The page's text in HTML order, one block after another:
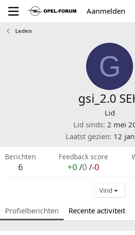
Aanmelden
Leden
G
gsi_2.0
Lid
Lid sinds 2 mei
Laatst gezien 12
Berichten
6
Feedback score
+0 /0 /-0
Vind
Profielberichten Recente activiteit